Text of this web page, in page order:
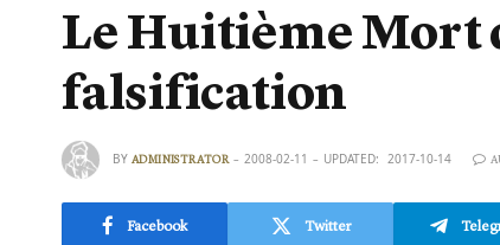
Le Huitième Mort
falsification
BY ADMINISTRATOR 2008-02-11 UPDATED: 2017-10-14
Facebook Twitter